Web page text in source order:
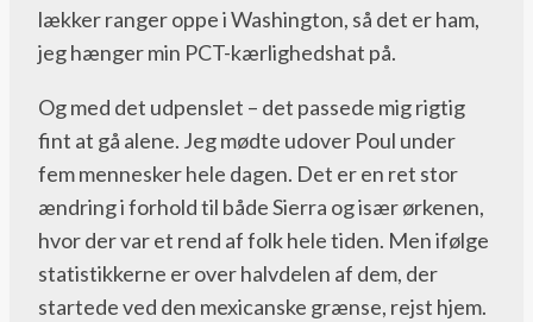
lækker ranger oppe i Washington, så det er ham,
jeg hænger min PCT-kærlighedshat på.
Og med det udpenslet – det passede mig rigtig
fint at gå alene. Jeg mødte udover Poul under
fem mennesker hele dagen. Det er en ret stor
ændring i forhold til både Sierra og især ørkenen,
hvor der var et rend af folk hele tiden. Men ifølge
statistikkerne er over halvdelen af dem, der
startede ved den mexicanske grænse, rejst hjem.